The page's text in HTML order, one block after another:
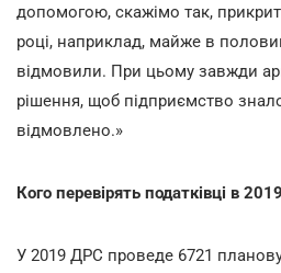
допомогою, скажімо так,
році, наприклад, майже в
відмовили. При цьому завжди
рішення, щоб підприємство
відмовлено.»
Кого перевірять податківці в
У 2019 ДРС проведе 6721